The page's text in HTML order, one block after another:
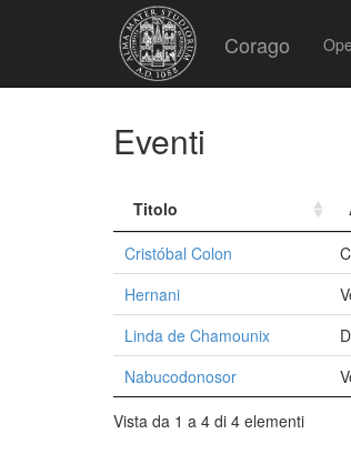
Corago
Eventi
Titolo
Cristóbal Colon
Hernani
Linda de Chamounix
Nabucodonosor
Vista da 1 a 4 di 4 elementi